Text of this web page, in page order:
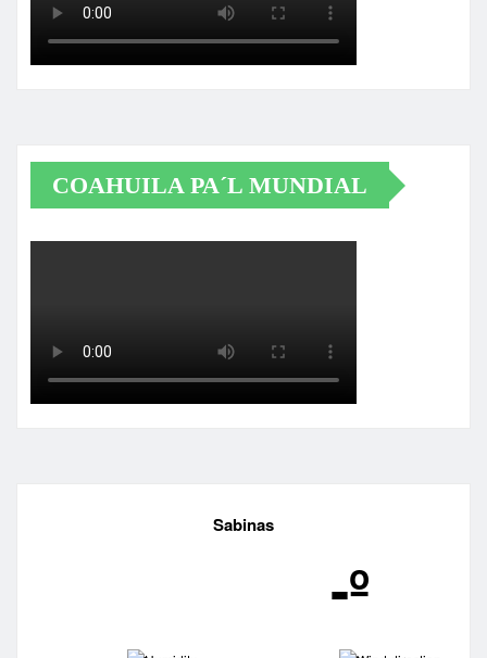
COAHUILA PA´L MUNDIAL
Sabinas
-º